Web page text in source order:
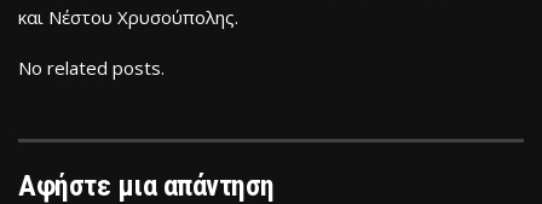
και Νέστου Χρυσούπολης.
No related posts.
Αφήστε μια απάντηση